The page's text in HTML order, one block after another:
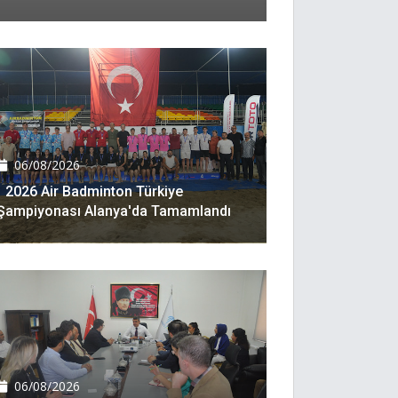
06/08/2026
Air Badminton Türkiye
Alanya'da Tamamlandı
06/08/2026